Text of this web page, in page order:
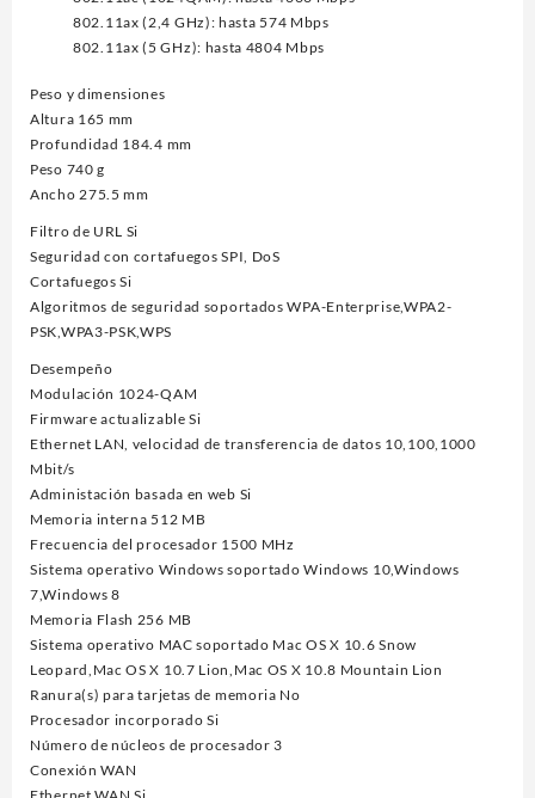
802.11ax (2,4 GHz): hasta 574 Mbps
802.11ax (5 GHz): hasta 4804 Mbps
Peso y dimensiones
Altura 165 mm
Profundidad 184.4 mm
Peso 740 g
Ancho 275.5 mm
Filtro de URL Si
Seguridad con cortafuegos SPI, DoS
Cortafuegos Si
Algoritmos de seguridad soportados WPA-Enterprise,WPA2-
PSK,WPA3-PSK,WPS
Desempeño
Modulación 1024-QAM
Firmware actualizable Si
Ethernet LAN, velocidad de transferencia de datos 10,100,1000
Mbit/s
Administación basada en web Si
Memoria interna 512 MB
Frecuencia del procesador 1500 MHz
Sistema operativo Windows soportado Windows 10,Windows
7,Windows 8
Memoria Flash 256 MB
Sistema operativo MAC soportado Mac OS X 10.6 Snow
Leopard,Mac OS X 10.7 Lion,Mac OS X 10.8 Mountain Lion
Ranura(s) para tarjetas de memoria No
Procesador incorporado Si
Número de núcleos de procesador 3
Conexión WAN